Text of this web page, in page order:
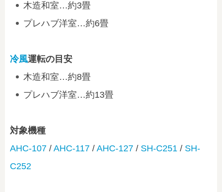
木造和室…約3畳
プレハブ洋室…約6畳
冷風運転の目安
木造和室…約8畳
プレハブ洋室…約13畳
対象機種
AHC-107 / AHC-117 / AHC-127 / SH-C251 / SH-
C252